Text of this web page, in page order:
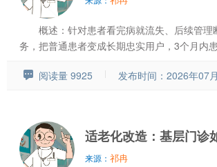
概述：针对患者看完病就流失、后续管理
务，把普通患者变成长期忠实用户，3个月内
阅读量 9925 发布时间：2026年07
适老化改造：基层门诊
来源： 祁冉